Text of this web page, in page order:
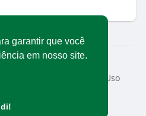
garantir que você
em nosso site.
Abrasel
Termos de Uso